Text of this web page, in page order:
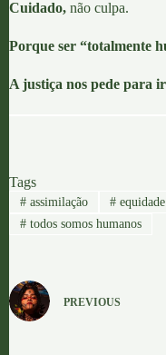
Cuidado, não culpa.
Porque ser “totalmente
A justiça nos pede para
Tags
#assimilação #equidade
#todos somos humanos
PREVIOUS